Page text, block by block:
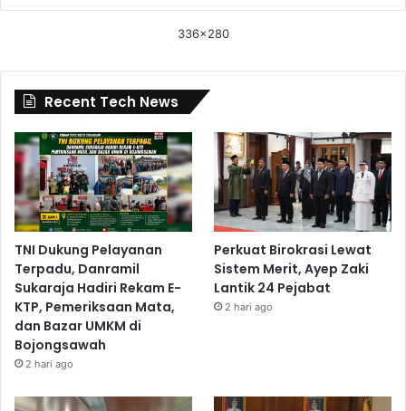
336x280
Recent Tech News
TNI Dukung Pelayanan
Terpadu, Danramil
Sukaraja Hadiri Rekam E-
KTP, Pemeriksaan Mata,
dan Bazar UMKM di
Bojongsawah
2 hari ago
Perkuat Birokrasi Lewat
Sistem Merit, Ayep Zaki
Lantik 24 Pejabat
2 hari ago